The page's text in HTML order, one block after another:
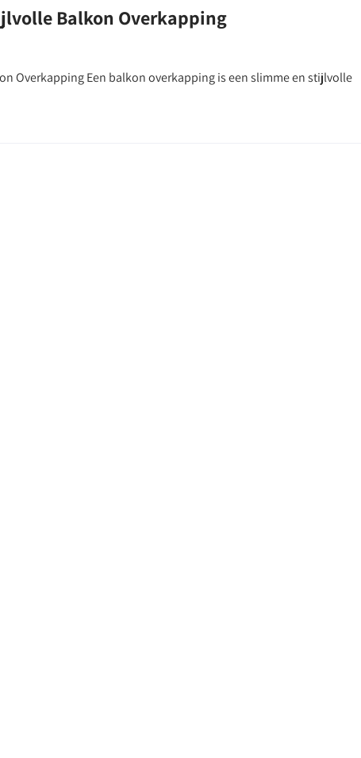
Balkon Overkapping
Overkapping Een balkon overkapping is een slimme en stijlvolle